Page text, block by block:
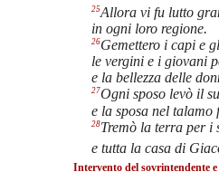
25Allora vi fu lutto
in ogni loro regione.
26Gemettero i capi e
le vergini e i giovani
e la bellezza delle
27Ogni sposo levò il
e la sposa nel talamo
28Tremò la terra per i
e tutta la casa di
Intervento del sovrintendente